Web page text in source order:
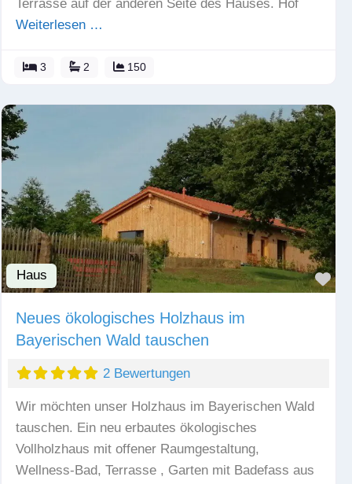
Terrasse auf der anderen Seite des Hauses. Hof
Weiterlesen …
3 2 150
Haus
Neues ökologisches Holzhaus im
Bayerischen Wald tauschen
2 Bewertungen
Wir möchten unser Holzhaus im Bayerischen Wald
tauschen. Ein neu erbautes ökologisches
Vollholzhaus mit offener Raumgestaltung,
Wellness-Bad, Terrasse , Garten mit Badefass aus